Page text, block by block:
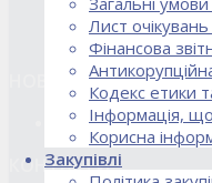
Лист
Фінансова
Кодекс етики
Інформація,
Корисна
Закупівлі
НОВИНИ
18.02.2026
КОНТАКТИ